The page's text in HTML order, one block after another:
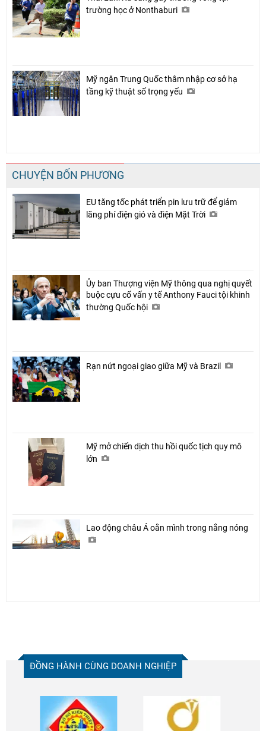
trường học ở Nonthaburi
Mỹ ngăn Trung Quốc thâm nhập cơ sở hạ
tầng kỹ thuật số trọng yếu
CHUYỆN BỐN PHƯƠNG
EU tăng tốc phát triển pin lưu trữ để giảm
lãng phí điện gió và điện Mặt Trời
Ủy ban Thượng viện Mỹ thông qua nghị quyết
buộc cựu cố vấn y tế Anthony Fauci tội khinh
thường Quốc hội
Rạn nứt ngoại giao giữa Mỹ và Brazil
Mỹ mở chiến dịch thu hồi quốc tịch quy mô
lớn
Lao động châu Á oằn mình trong nắng nóng
ĐỒNG HÀNH CÙNG DOANH NGHIỆP